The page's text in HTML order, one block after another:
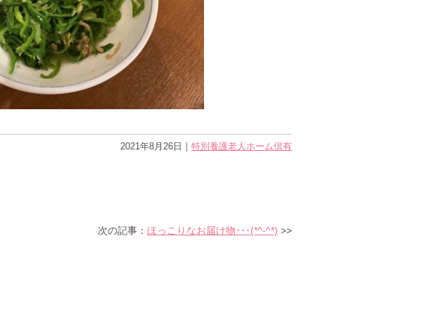
2021年8月26日 ｜ 特別養護老人ホーム倶有
次の記事： ほっこりなお届け物･･･(*^-^*) >>